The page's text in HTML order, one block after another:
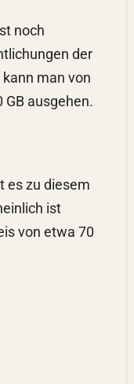
der
man von
GB ausgehen.
ist
von etwa 70